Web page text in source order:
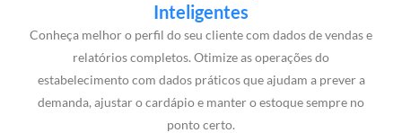
Inteligentes
Conheça melhor o perfil do seu cliente com dados de vendas e
relatórios completos. Otimize as operações do
estabelecimento com dados práticos que ajudam a prever a
demanda, ajustar o cardápio e manter o estoque sempre no
ponto certo.